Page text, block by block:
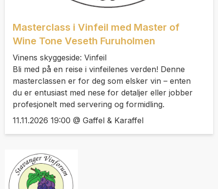
Masterclass i Vinfeil med Master of
Wine Tone Veseth Furuholmen
Vinens skyggeside: Vinfeil
Bli med på en reise i vinfeilenes verden! Denne
masterclassen er for deg som elsker vin – enten
du er entusiast med nese for detaljer eller jobber
profesjonelt med servering og formidling.
11.11.2026 19:00 @ Gaffel & Karaffel